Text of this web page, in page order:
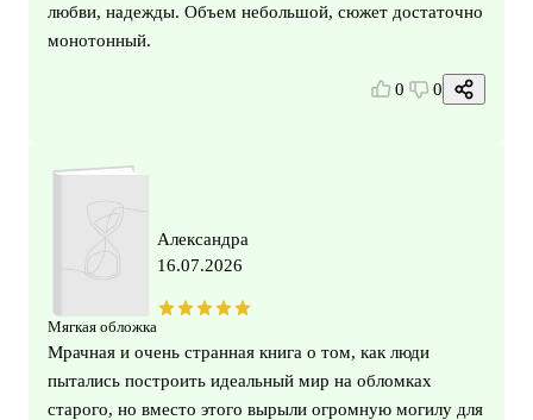
любви, надежды. Объем небольшой, сюжет достаточно
монотонный.
0 0
Мягкая обложка
Александра
16.07.2026
Мрачная и очень странная книга о том, как люди
пытались построить идеальный мир на обломках
старого, но вместо этого вырыли огромную могилу для